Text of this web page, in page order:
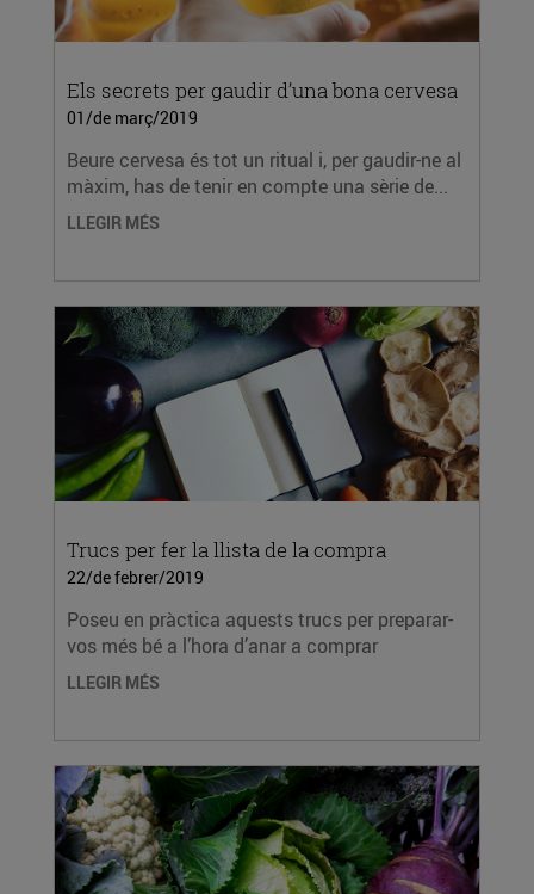
Els secrets per gaudir d’una bona cervesa
01/de març/2019
Beure cervesa és tot un ritual i, per gaudir-ne al
màxim, has de tenir en compte una sèrie de...
LLEGIR MÉS
Trucs per fer la llista de la compra
22/de febrer/2019
Poseu en pràctica aquests trucs per preparar-
vos més bé a l’hora d’anar a comprar
LLEGIR MÉS